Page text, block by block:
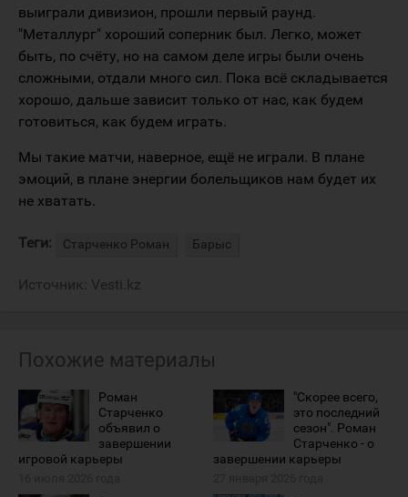
выиграли дивизион, прошли первый раунд.
"Металлург" хороший соперник был. Легко, может
быть, по счёту, но на самом деле игры были очень
сложными, отдали много сил. Пока всё складывается
хорошо, дальше зависит только от нас, как будем
готовиться, как будем играть.
Мы такие матчи, наверное, ещё не играли. В плане
эмоций, в плане энергии болельщиков нам будет их
не хватать.
Теги: Старченко Роман Барыс
Источник: Vesti.kz
Похожие материалы
Роман
Старченко
объявил о
завершении
игровой карьеры
"Скорее всего,
это последний
сезон". Роман
Старченко - о
завершении карьеры